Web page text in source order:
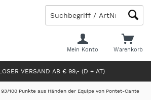
VERSAND AB € 99,- (D + AT)
Warenkorb
Mein Konto
100 Punkte aus Händen der Equipe von Pontet-Cante